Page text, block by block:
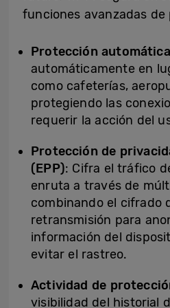
funciones avanzadas de
Protección
automáticamente en
como cafeterías,
protegiendo las
requerir la acción del
Protección de
(EPP): Cifra el tráfico
enruta a través de
combinando el cifrado
retransmisión para
información del
evitar el rastreo.
Actividad de
visibilidad del historial